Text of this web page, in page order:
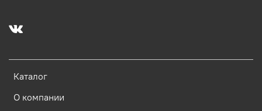
Каталог
О компании